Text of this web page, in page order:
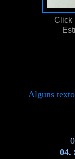
Click
Alguns
04.